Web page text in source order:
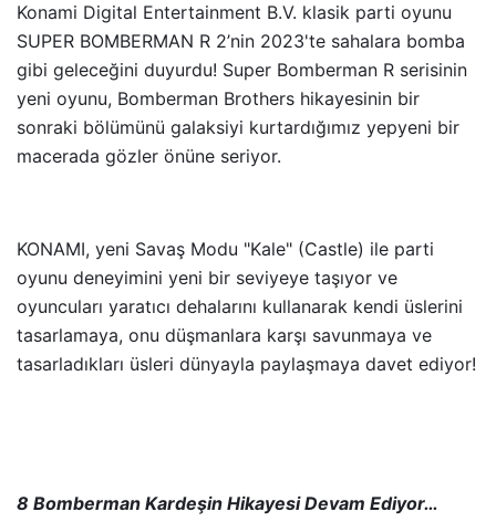
Konami Digital Entertainment B.V. klasik parti oyunu
SUPER BOMBERMAN R 2’nin 2023'te sahalara bomba
gibi geleceğini duyurdu! Super Bomberman R serisinin
yeni oyunu, Bomberman Brothers hikayesinin bir
sonraki bölümünü galaksiyi kurtardığımız yepyeni bir
macerada gözler önüne seriyor.
KONAMI, yeni Savaş Modu "Kale" (Castle) ile parti
oyunu deneyimini yeni bir seviyeye taşıyor ve
oyuncuları yaratıcı dehalarını kullanarak kendi üslerini
tasarlamaya, onu düşmanlara karşı savunmaya ve
tasarladıkları üsleri dünyayla paylaşmaya davet ediyor!
8 Bomberman Kardeşin Hikayesi Devam Ediyor…